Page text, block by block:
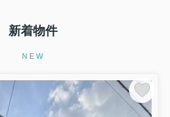
新着物件
NEW